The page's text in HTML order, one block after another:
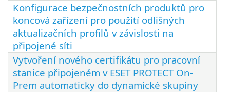
Konfigurace bezpečnostních produktů pro
koncová zařízení pro použití odlišných
aktualizačních profilů v závislosti na
připojené síti
Vytvoření nového certifikátu pro pracovní
stanice připojeném v ESET PROTECT On-
Prem automaticky do dynamické skupiny